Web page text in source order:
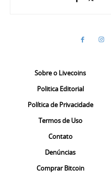
Sobre o Livecoins
Politica Editorial
Política de Privacidade
Termos de Uso
Contato
Denúncias
Comprar Bitcoin